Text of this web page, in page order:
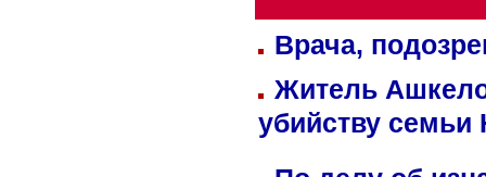
Врача,
Житель
убийству семьи